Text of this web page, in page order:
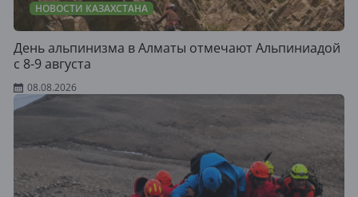
НОВОСТИ КАЗАХСТАНА
День альпинизма в Алматы отмечают Альпиниадой
с 8-9 августа
08.08.2026